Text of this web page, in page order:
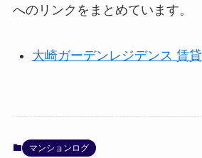
へのリンクをまとめています。
大崎ガーデンレジデンス 賃貸
マンションログ